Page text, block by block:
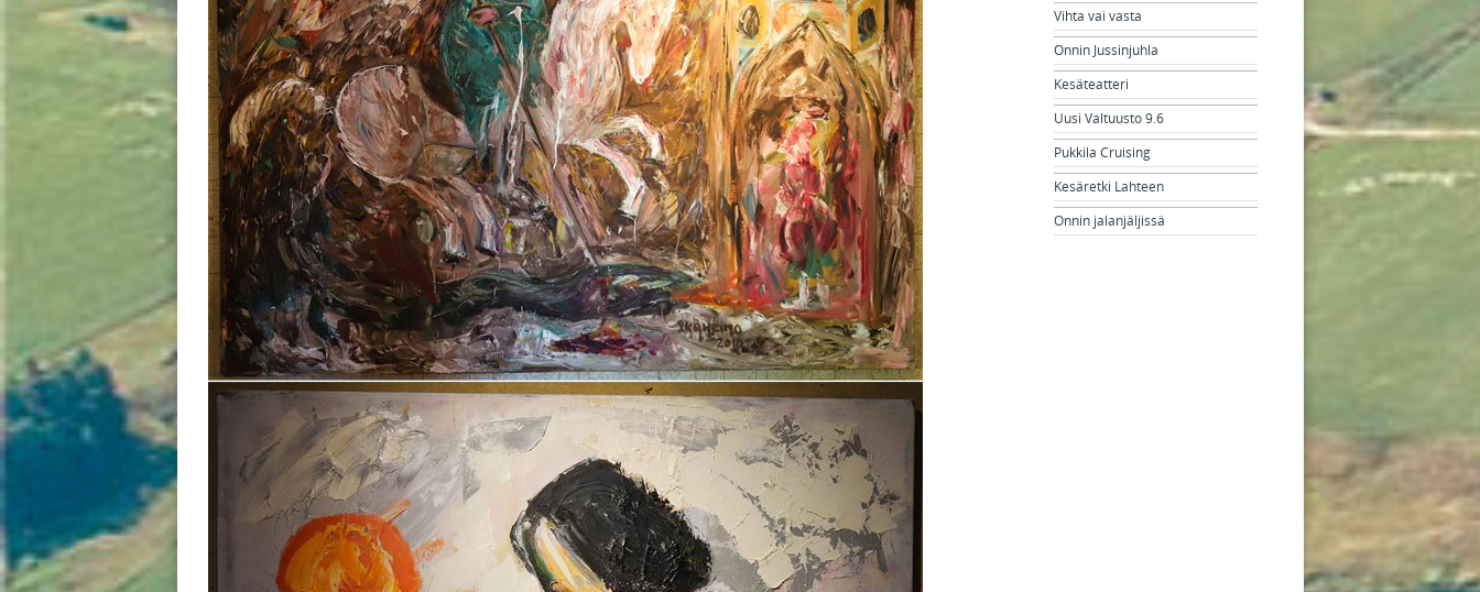
Vihta vai vasta
Onnin Jussinjuhla
Kesäteatteri
Uusi Valtuusto 9.6
Pukkila Cruising
Kesäretki Lahteen
Onnin jalanjäljissä